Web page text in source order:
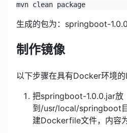
mvn clean package
生成的包为：springboot-
制作镜像
以下步骤在具有Docker环境的
把springboot-1.0.0.jar放
到/usr/local/springboot
建Dockerfile文件，内容为